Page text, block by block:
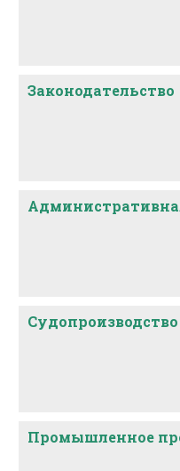
Законодательство
Судопроизводство
Промышленное